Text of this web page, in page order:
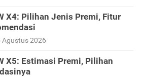
X4: Pilihan Jenis Premi, Fitur
Agustus 2026
X5: Estimasi Premi, Pilihan